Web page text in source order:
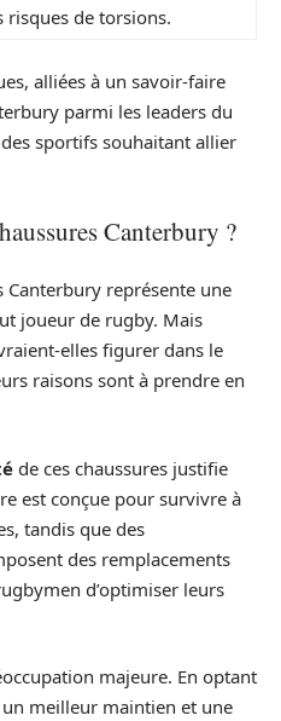
risques de torsions.
alliées à un savoir-faire
parmi les leaders du
sportifs souhaitant allier
Canterbury ?
Canterbury représente une
joueur de rugby. Mais
elles figurer dans le
raisons sont à prendre en
de ces chaussures justifie
est conçue pour survivre à
tandis que des
des remplacements
d’optimiser leurs
majeure. En optant
meilleur maintien et une